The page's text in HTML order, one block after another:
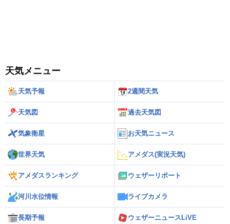
天気メニュー
天気予報 2週間天気
天気図 過去天気図
気象衛星 お天気ニュース
世界天気 アメダス(実況天気)
アメダスランキング ウェザーリポート
河川水位情報 ライブカメラ
長期予報 ウェザーニュースLiVE